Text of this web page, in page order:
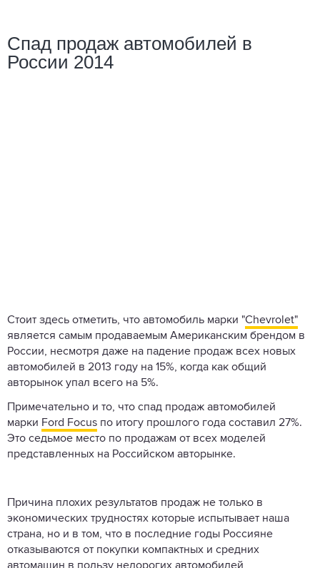
Спад продаж автомобилей в
России 2014
Стоит здесь отметить, что автомобиль марки "Chevrolet"
является самым продаваемым Американским брендом в
России, несмотря даже на падение продаж всех новых
автомобилей в 2013 году на 15%, когда как общий
авторынок упал всего на 5%.
Примечательно и то, что спад продаж автомобилей
марки Ford Focus по итогу прошлого года составил 27%.
Это седьмое место по продажам от всех моделей
представленных на Российском авторынке.
Причина плохих результатов продаж не только в
экономических трудностях которые испытывает наша
страна, но и в том, что в последние годы Россияне
отказываются от покупки компактных и средних